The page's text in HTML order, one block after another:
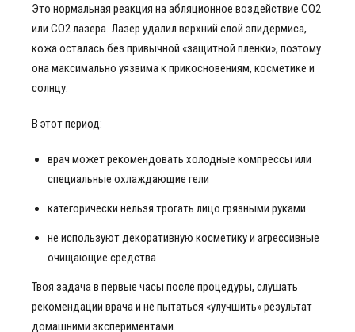
Это нормальная реакция на абляционное воздействие CO2
или СО2 лазера. Лазер удалил верхний слой эпидермиса,
кожа осталась без привычной «защитной пленки», поэтому
она максимально уязвима к прикосновениям, косметике и
солнцу.
В этот период:
врач может рекомендовать холодные компрессы или
специальные охлаждающие гели
категорически нельзя трогать лицо грязными руками
не используют декоративную косметику и агрессивные
очищающие средства
Твоя задача в первые часы после процедуры, слушать
рекомендации врача и не пытаться «улучшить» результат
домашними экспериментами.